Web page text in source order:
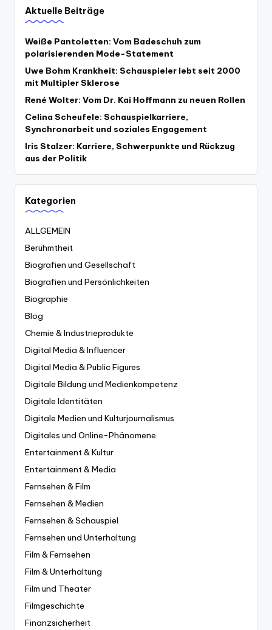
Aktuelle Beiträge
Weiße Pantoletten: Vom Badeschuh zum
polarisierenden Mode-Statement
Uwe Bohm Krankheit: Schauspieler lebt seit 2000
mit Multipler Sklerose
René Wolter: Vom Dr. Kai Hoffmann zu neuen Rollen
Celina Scheufele: Schauspielkarriere,
Synchronarbeit und soziales Engagement
Iris Stalzer: Karriere, Schwerpunkte und Rückzug
aus der Politik
Kategorien
ALLGEMEIN
Berühmtheit
Biografien und Gesellschaft
Biografien und Persönlichkeiten
Biographie
Blog
Chemie & Industrieprodukte
Digital Media & Influencer
Digital Media & Public Figures
Digitale Bildung und Medienkompetenz
Digitale Identitäten
Digitale Medien und Kulturjournalismus
Digitales und Online-Phänomene
Entertainment & Kultur
Entertainment & Media
Fernsehen & Film
Fernsehen & Medien
Fernsehen & Schauspiel
Fernsehen und Unterhaltung
Film & Fernsehen
Film & Unterhaltung
Film und Theater
Filmgeschichte
Finanzsicherheit